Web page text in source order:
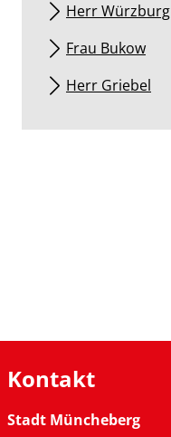
Herr Würzburg
Frau Bukow
Herr Griebel
Kontakt
Stadt Müncheberg